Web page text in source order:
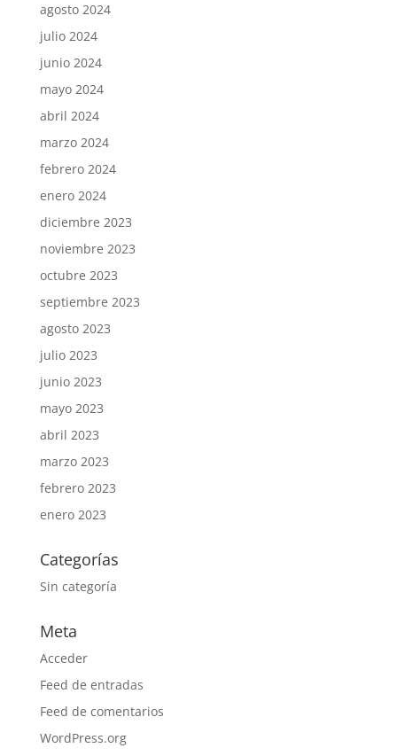
agosto 2024
julio 2024
junio 2024
mayo 2024
abril 2024
marzo 2024
febrero 2024
enero 2024
diciembre 2023
noviembre 2023
octubre 2023
septiembre 2023
agosto 2023
julio 2023
junio 2023
mayo 2023
abril 2023
marzo 2023
febrero 2023
enero 2023
Categorías
Sin categoría
Meta
Acceder
Feed de entradas
Feed de comentarios
WordPress.org